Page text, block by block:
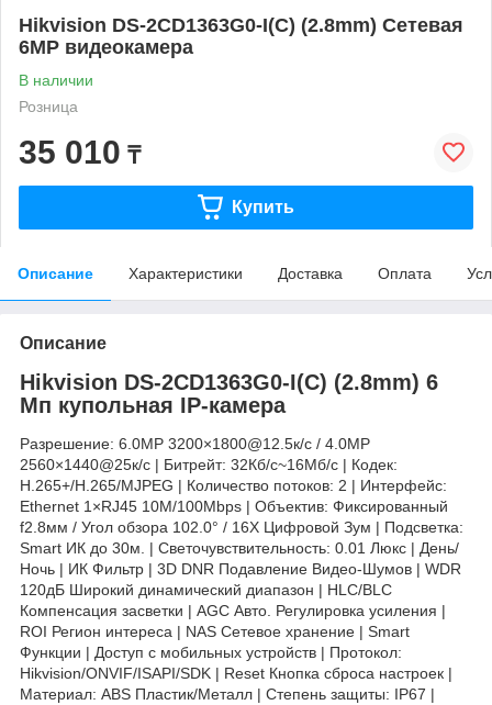
Hikvision DS-2CD1363G0-I(C) (2.8mm) Сетевая
6MP видеокамера
В наличии
Розница
35 010 ₸
Купить
Описание Характеристики Доставка Оплата
Описание
Hikvision DS-2CD1363G0-I(C) (2.8mm) 6
Мп купольная IP-камера
Разрешение: 6.0МР 3200×1800@12.5к/с / 4.0MP
2560×1440@25к/с | Битрейт: 32Кб/с~16Мб/с | Кодек:
H.265+/H.265/MJPEG | Количество потоков: 2 | Интерфейс:
Ethernet 1×RJ45 10M/100Mbps | Объектив: Фиксированный
f2.8мм / Угол обзора 102.0° / 16X Цифровой Зум | Подсветка:
Smart ИК до 30м. | Светочувствительность: 0.01 Люкс | День/
Ночь | ИК Фильтр | 3D DNR Подавление Видео-Шумов | WDR
120дБ Широкий динамический диапазон | HLC/BLC
Компенсация засветки | AGC Авто. Регулировка усиления |
ROI Регион интереса | NAS Сетевое хранение | Smart
Функции | Доступ с мобильных устройств | Протокол:
Hikvision/ONVIF/ISAPI/SDK | Reset Кнопка сброса настроек |
Материал: ABS Пластик/Металл | Степень защиты: IP67 |